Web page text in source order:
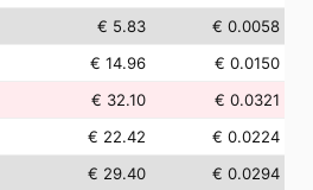
€ 5.83
€ 0.0058
€ 14.96
€ 0.0150
€ 32.10
€ 0.0321
€ 22.42
€ 0.0224
€ 29.40
€ 0.0294